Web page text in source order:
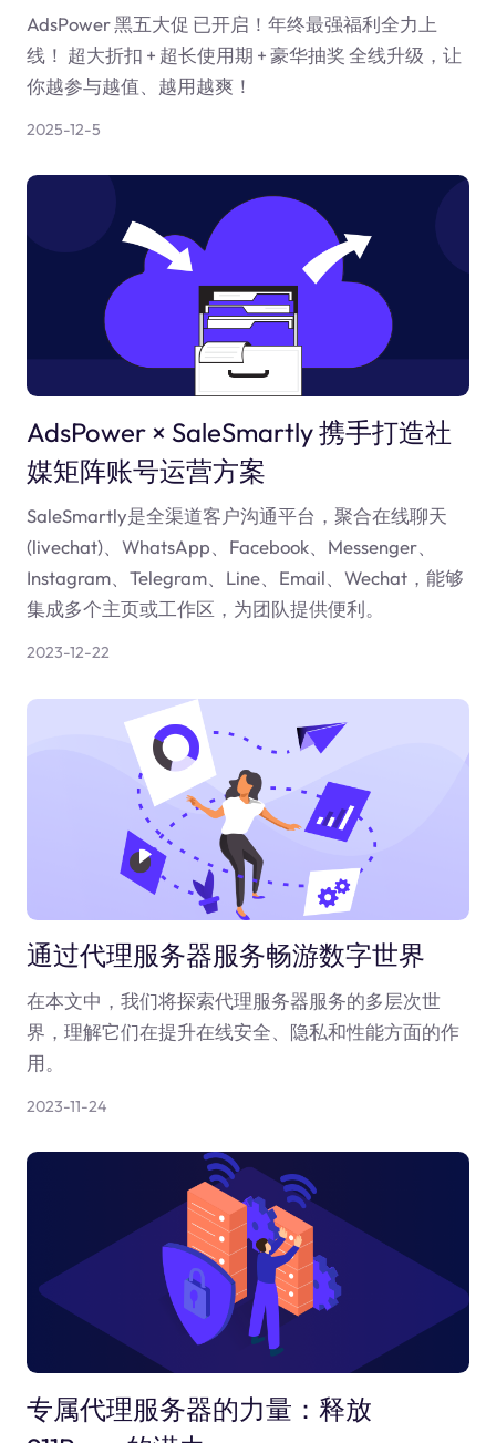
AdsPower 黑五大促 已开启！年终最强福利全力上
线！ 超大折扣 + 超长使用期 + 豪华抽奖 全线升级，让
你越参与越值、越用越爽！
2025-12-5
AdsPower × SaleSmartly 携手打造社
媒矩阵账号运营方案
SaleSmartly是全渠道客户沟通平台，聚合在线聊天
(livechat)、WhatsApp、Facebook、Messenger、
Instagram、Telegram、Line、Email、Wechat，能够
集成多个主页或工作区，为团队提供便利。
2023-12-22
通过代理服务器服务畅游数字世界
在本文中，我们将探索代理服务器服务的多层次世
界，理解它们在提升在线安全、隐私和性能方面的作
用。
2023-11-24
专属代理服务器的力量：释放